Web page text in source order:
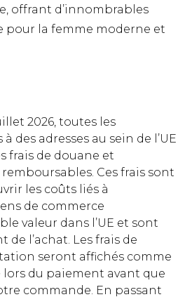
offrant d’innombrables
pour la femme moderne et
2026, toutes les
des adresses au sein de l’UE
frais de douane et
Ces frais sont
les coûts liés à
de commerce
valeur dans l’UE et sont
de l’achat. Les frais de
seront affichés comme
du paiement avant que
commande. En passant